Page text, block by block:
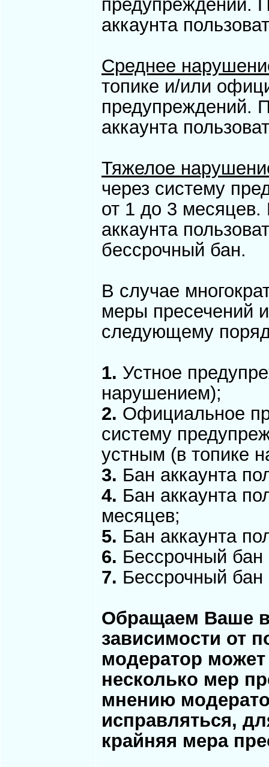
предупреждений.
аккаунта
Среднее
топике и/или
предупреждений.
аккаунта
Тяжелое
через систему
от 1 до 3
аккаунта
бессрочный бан.
В случае
меры пресечений
следующему
1. Устное
нарушением);
2. Официальное
систему
устным (в топике
3. Бан аккаунта
4. Бан аккаунта
месяцев;
5. Бан аккаунта
6. Бессрочный бан
7. Бессрочный
Обращаем Ваше
зависимости от
модератор может
несколько мер
мнению
исправляться,
крайняя мера